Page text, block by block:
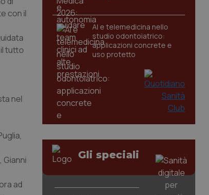
con il
tutto
nel
ad
AI e telemedicina nello
studio odontoiatrico:
applicazioni concrete e
uso protetto
Gli speciali